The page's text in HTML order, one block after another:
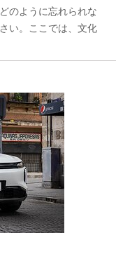
のように忘れられな
い。ここでは、文化